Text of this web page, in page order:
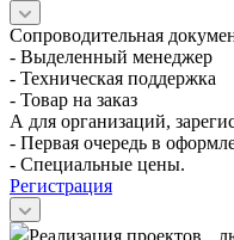
Сопроводительная
- Выделенный менеджер
- Техническая поддержка
- Товар на заказ
А для организаций,
- Первая очередь в
- Специальные цены.
Регистрация